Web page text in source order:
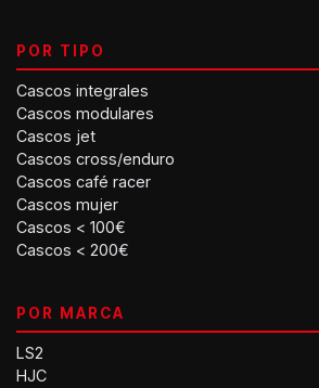
POR TIPO
Cascos integrales
Cascos modulares
Cascos jet
Cascos cross/enduro
Cascos café racer
Cascos mujer
Cascos < 100€
Cascos < 200€
POR MARCA
LS2
HJC